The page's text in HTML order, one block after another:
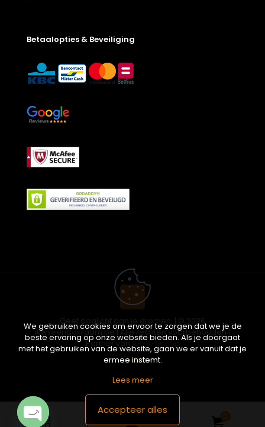
Betaalopties & Beveiliging
Geef daglicht aan je dromen. | © 2026
ikwileendakraam.be | Alle rechten voorbehouden |
Partner vanAPEX-Groep
0
We gebruiken cookies om ervoor te zorgen dat we je de
beste ervaring op onze website bieden. Als je doorgaat
met het gebruiken van de website, gaan we er vanuit dat je
ermee instemt.
Lees meer
Accepteer alles